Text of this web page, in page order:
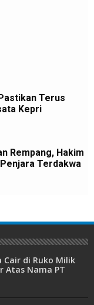
Terus
Kepri
Rempang, Hakim
Terdakwa
Cair di Ruko Milik
Atas Nama PT